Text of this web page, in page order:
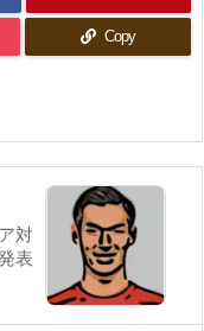
Copy
対
表